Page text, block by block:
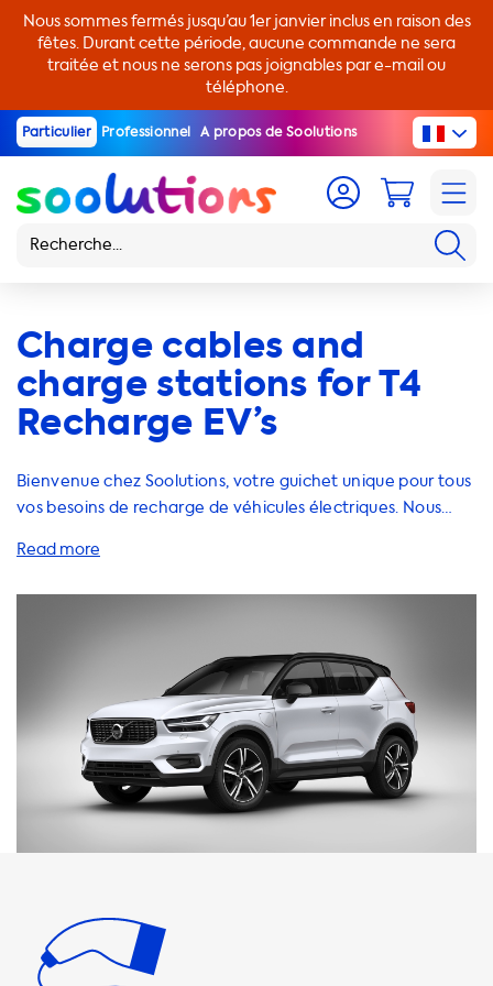
Nous sommes fermés jusqu’au 1er janvier inclus en raison des
fêtes. Durant cette période, aucune commande ne sera
traitée et nous ne serons pas joignables par e-mail ou
téléphone.
Particulier Professionnel A propos de Soolutions
Charge cables and
charge stations for T4
Recharge EV’s
Bienvenue chez Soolutions, votre guichet unique pour tous
vos besoins de recharge de véhicules électriques. Nous
services pour vous aider à recharger votre Volvo XC40 T4
kW pour une phase de 32A. Il est important de noter que la
voiture ne pourra jamais se recharger plus rapidement que
cette vitesse sur des stations de recharge AC. Nous vous
recommandons donc d'utiliser des produits dont la vitesse
de charge est égale à la vitesse de charge maximale de
votre voiture. Chez Soolutions, nous proposons une
gamme de câbles de recharge, d'adaptateurs et
d'accessoires pour vous aider à optimiser votre expérience
votre véhicule électrique. Nous vous recommandons
également de toujours utiliser un chargeur embarqué